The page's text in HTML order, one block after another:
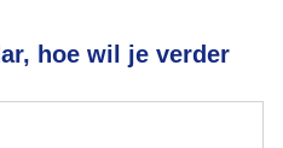
hoe wil je verder
gebruiken voor het